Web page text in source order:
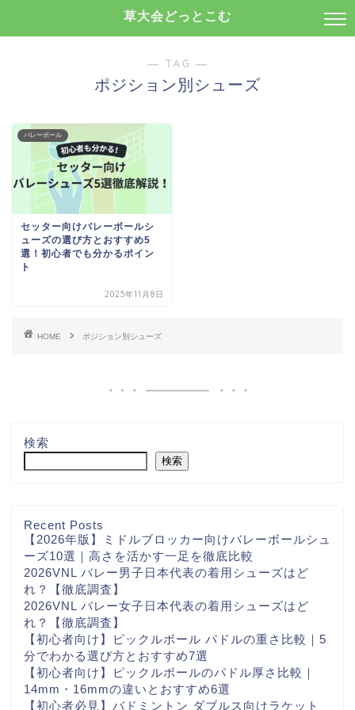
草大会どっとこむ
― TAG ―
ポジション別シューズ
バレーボール
セッター向けバレーボールシ
ューズの選び方とおすすめ5
選！初心者でも分かるポイン
ト
2025年11月8日
HOME ポジション別シューズ
検索
検索
Recent Posts
【2026年版】ミドルブロッカー向けバレーボールシュ
ーズ10選｜高さを活かす一足を徹底比較
2026VNL バレー男子日本代表の着用シューズはど
れ？【徹底調査】
2026VNL バレー女子日本代表の着用シューズはど
れ？【徹底調査】
【初心者向け】ピックルボール パドルの重さ比較｜5
分でわかる選び方とおすすめ7選
【初心者向け】ピックルボールのパドル厚さ比較｜
14mm・16mmの違いとおすすめ6選
【初心者必見】バドミントン ダブルス向けラケット